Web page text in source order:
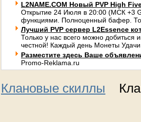
L2NAME.COM Новый PVP High
Открытие 24 Июля в 20:00 (МСК +3
функциями. Полноценный бафер.
Лучший PVP сервер L2Essence
Только у нас всего можно добиться
честной! Каждый день Монеты
Разместите здесь Ваше
Promo-Reklama.ru
Клановые скиллы